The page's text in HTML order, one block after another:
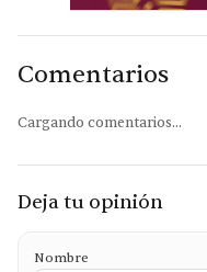
Comentarios
Cargando comentarios...
Deja tu opinión
Nombre